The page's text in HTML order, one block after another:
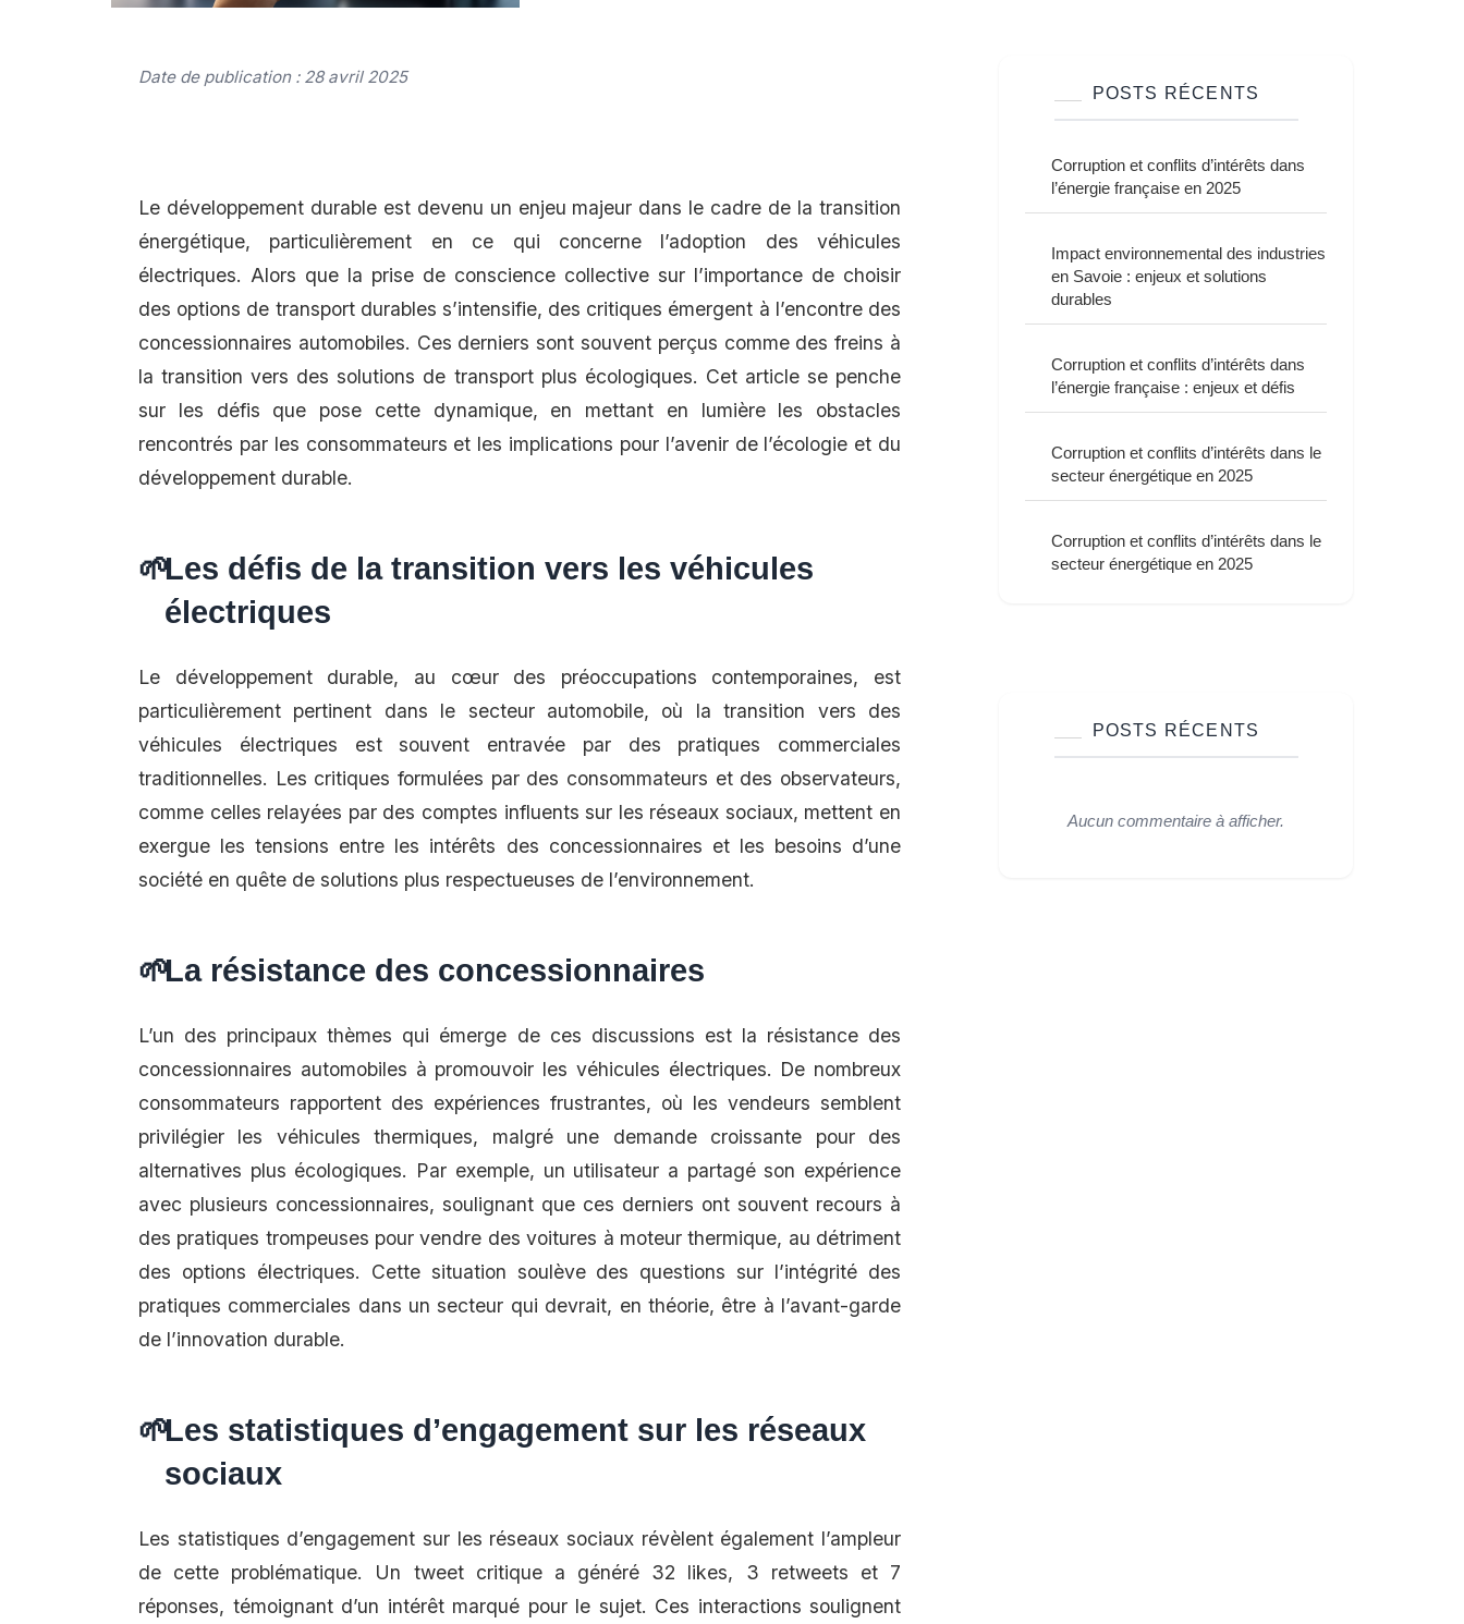
Date de publication : 28 avril 2025
Le développement durable est devenu un enjeu majeur dans le cadre de la transition
énergétique, particulièrement en ce qui concerne l’adoption des véhicules
électriques. Alors que la prise de conscience collective sur l’importance de choisir
des options de transport durables s’intensifie, des critiques émergent à l’encontre des
concessionnaires automobiles. Ces derniers sont souvent perçus comme des freins à
la transition vers des solutions de transport plus écologiques. Cet article se penche
sur les défis que pose cette dynamique, en mettant en lumière les obstacles
rencontrés par les consommateurs et les implications pour l’avenir de l’écologie et du
développement durable.
Les défis de la transition vers les véhicules
électriques
Le développement durable, au cœur des préoccupations contemporaines, est
particulièrement pertinent dans le secteur automobile, où la transition vers des
véhicules électriques est souvent entravée par des pratiques commerciales
traditionnelles. Les critiques formulées par des consommateurs et des observateurs,
comme celles relayées par des comptes influents sur les réseaux sociaux, mettent en
exergue les tensions entre les intérêts des concessionnaires et les besoins d’une
société en quête de solutions plus respectueuses de l’environnement.
La résistance des concessionnaires
L’un des principaux thèmes qui émerge de ces discussions est la résistance des
concessionnaires automobiles à promouvoir les véhicules électriques. De nombreux
consommateurs rapportent des expériences frustrantes, où les vendeurs semblent
privilégier les véhicules thermiques, malgré une demande croissante pour des
alternatives plus écologiques. Par exemple, un utilisateur a partagé son expérience
avec plusieurs concessionnaires, soulignant que ces derniers ont souvent recours à
des pratiques trompeuses pour vendre des voitures à moteur thermique, au détriment
des options électriques. Cette situation soulève des questions sur l’intégrité des
pratiques commerciales dans un secteur qui devrait, en théorie, être à l’avant-garde
de l’innovation durable.
Les statistiques d’engagement sur les réseaux
sociaux
Les statistiques d’engagement sur les réseaux sociaux révèlent également l’ampleur
de cette problématique. Un tweet critique a généré 32 likes, 3 retweets et 7
réponses, témoignant d’un intérêt marqué pour le sujet. Ces interactions soulignent
POSTS RÉCENTS
Corruption et conflits d’intérêts dans
l’énergie française en 2025
Impact environnemental des industries
en Savoie : enjeux et solutions
durables
Corruption et conflits d’intérêts dans
l’énergie française : enjeux et défis
Corruption et conflits d’intérêts dans le
secteur énergétique en 2025
Corruption et conflits d’intérêts dans le
secteur énergétique en 2025
POSTS RÉCENTS
Aucun commentaire à afficher.